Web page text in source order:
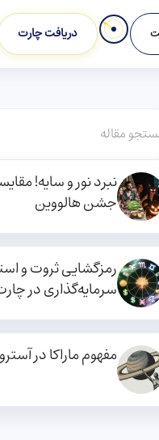
دریافت چارت
نبرد نور و سایه!
جشن هالووین
رمزگشایی ثروت و
سرمایه‌گذاری در
مفهوم ماراکا در